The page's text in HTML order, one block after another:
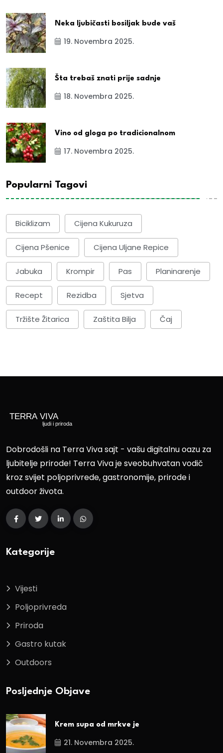
Neka ljubičasti bosiljak bude vaš
19. Novembra 2025.
Šta trebaš znati prije sadnje
18. Novembra 2025.
Vino od gloga po tradicionalnom
17. Novembra 2025.
Popularni Tagovi
Biciklizam Cijena Kukuruza
Cijena Pšenice Cijena Uljane Repice
Jabuka Krompir Pas Planinarenje
Recept Rezidba Sjetva
Tržište Žitarica Zaštita Bilja Čaj
Dobrodošli na Terra Viva sajt - vašu digitalnu oazu za
ljubitelje prirode! Terra Viva je sveobuhvatan vodič
kroz svijet poljoprivrede, gastronomije, prirode i
outdoor života.
Kategorije
Vijesti
Poljoprivreda
Priroda
Gastro kutak
Outdoors
Posljednje Objave
Krem supa od mrkve je
21. Novembra 2025.